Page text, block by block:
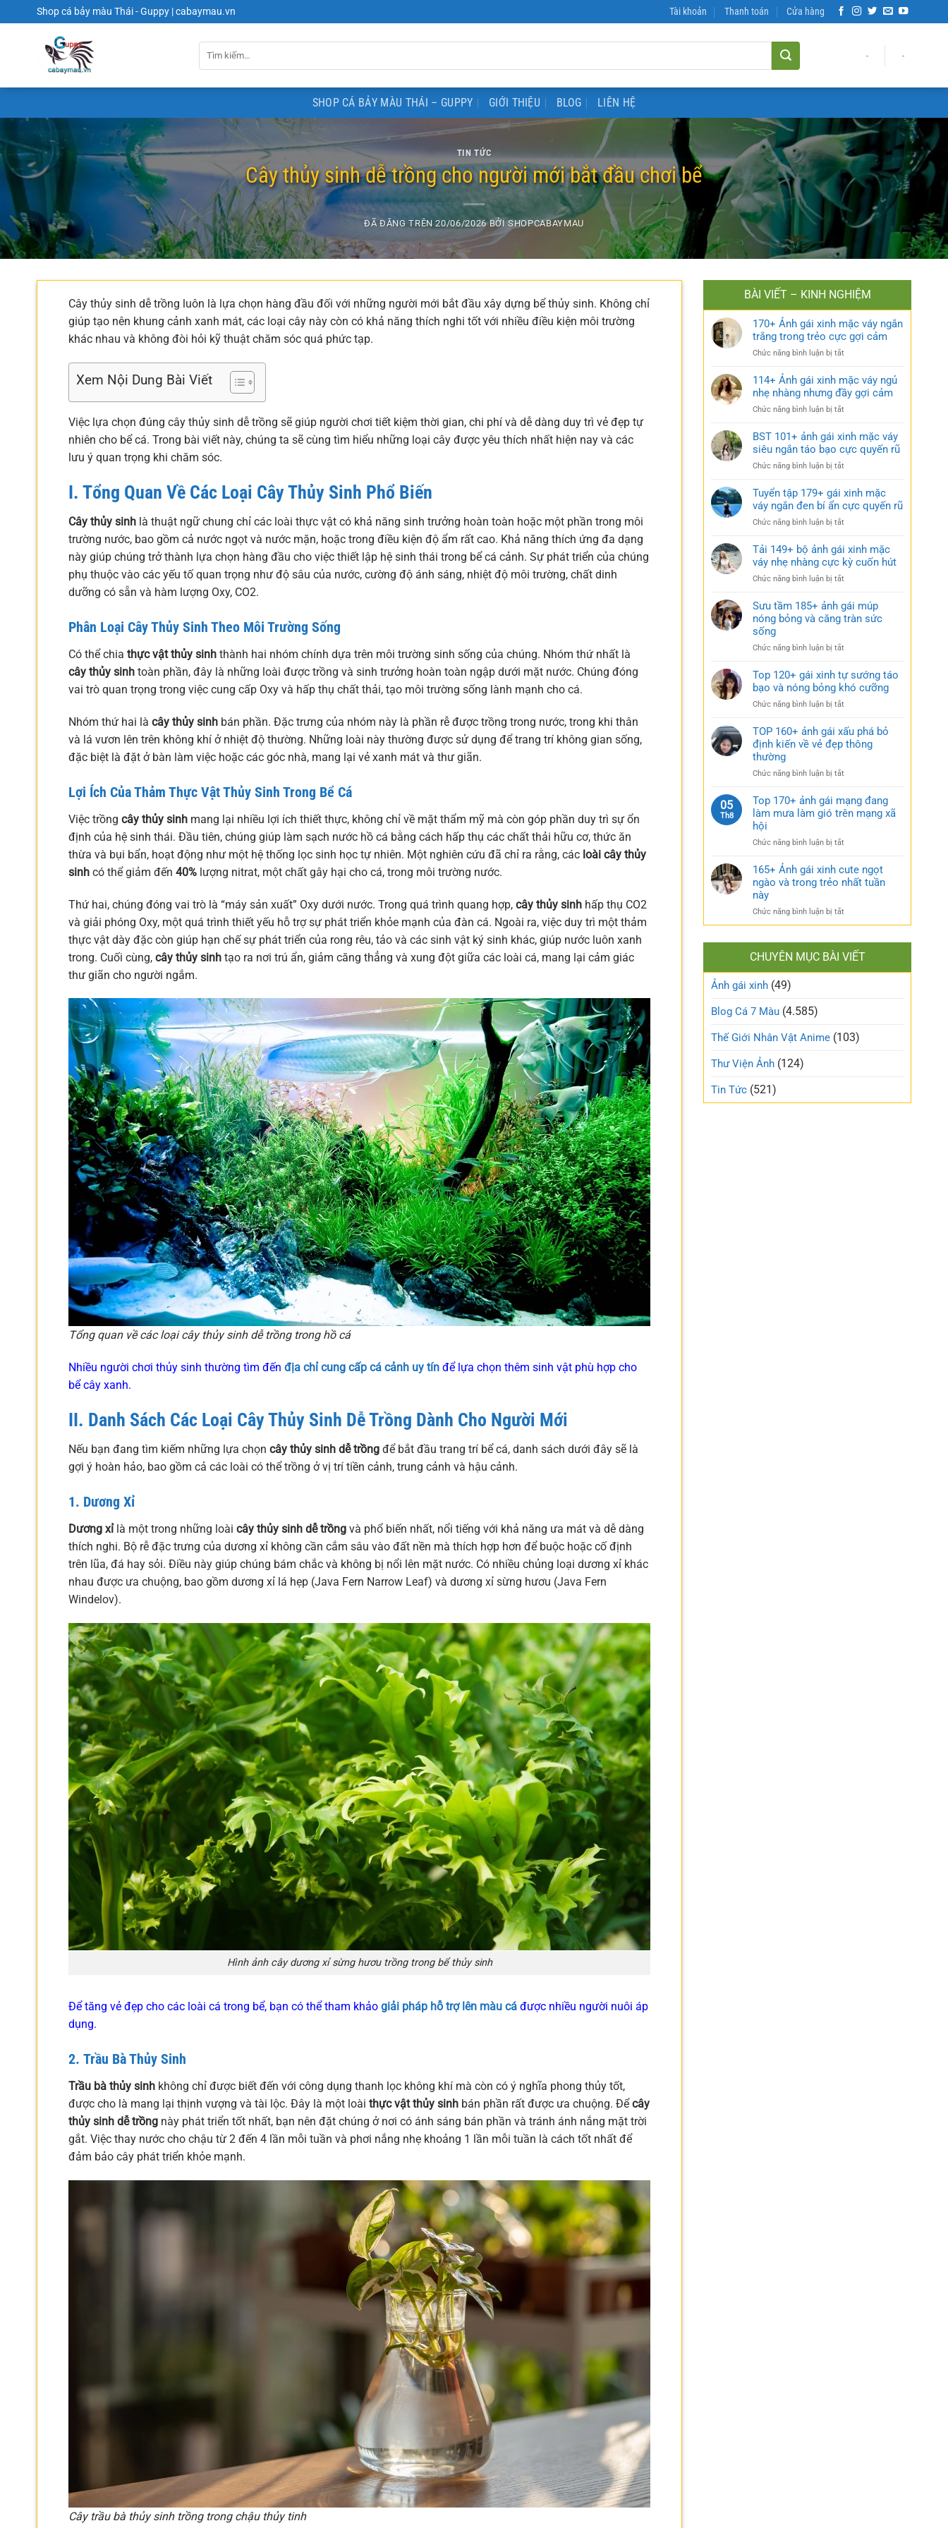
đến
Shop cá bảy màu Thái - Guppy | cabaymau.vn Tài khoản Thanh toán Cửa hàng
- -
SHOP CÁ BẢY MÀU THÁI – GUPPY GIỚI THIỆU BLOG LIÊN HỆ
TIN TỨC
Cây thủy sinh dễ trồng cho người mới bắt đầu chơi bể
ĐÃ ĐĂNG TRÊN20/06/2026 BỞISHOPCABAYMAU
Cây thủy sinh dễ trồng luôn là lựa chọn hàng đầu đối với những người mới bắt đầu xây dựng bể thủy sinh. Không chỉ
giúp tạo nên khung cảnh xanh mát, các loại cây này còn có khả năng thích nghi tốt với nhiều điều kiện môi trường
khác nhau và không đòi hỏi kỹ thuật chăm sóc quá phức tạp.
Xem Nội Dung Bài Viết
Việc lựa chọn đúng cây thủy sinh dễ trồng sẽ giúp người chơi tiết kiệm thời gian, chi phí và dễ dàng duy trì vẻ đẹp tự
nhiên cho bể cá. Trong bài viết này, chúng ta sẽ cùng tìm hiểu những loại cây được yêu thích nhất hiện nay và các
lưu ý quan trọng khi chăm sóc.
I. Tổng Quan Về Các Loại Cây Thủy Sinh Phổ Biến
Cây thủy sinh là thuật ngữ chung chỉ các loài thực vật có khả năng sinh trưởng hoàn toàn hoặc một phần trong môi
trường nước, bao gồm cả nước ngọt và nước mặn, hoặc trong điều kiện độ ẩm rất cao. Khả năng thích ứng đa dạng
này giúp chúng trở thành lựa chọn hàng đầu cho việc thiết lập hệ sinh thái trong bể cá cảnh. Sự phát triển của chúng
phụ thuộc vào các yếu tố quan trọng như độ sâu của nước, cường độ ánh sáng, nhiệt độ môi trường, chất dinh
dưỡng có sẵn và hàm lượng Oxy, CO2.
Phân Loại Cây Thủy Sinh Theo Môi Trường Sống
Có thể chia thực vật thủy sinh thành hai nhóm chính dựa trên môi trường sinh sống của chúng. Nhóm thứ nhất là
cây thủy sinh toàn phần, đây là những loài được trồng và sinh trưởng hoàn toàn ngập dưới mặt nước. Chúng đóng
vai trò quan trọng trong việc cung cấp Oxy và hấp thụ chất thải, tạo môi trường sống lành mạnh cho cá.
Nhóm thứ hai là cây thủy sinh bán phần. Đặc trưng của nhóm này là phần rễ được trồng trong nước, trong khi thân
và lá vươn lên trên không khí ở nhiệt độ thường. Những loài này thường được sử dụng để trang trí không gian sống,
đặc biệt là đặt ở bàn làm việc hoặc các góc nhà, mang lại vẻ xanh mát và thư giãn.
Lợi Ích Của Thảm Thực Vật Thủy Sinh Trong Bể Cá
Việc trồng cây thủy sinh mang lại nhiều lợi ích thiết thực, không chỉ về mặt thẩm mỹ mà còn góp phần duy trì sự ổn
định của hệ sinh thái. Đầu tiên, chúng giúp làm sạch nước hồ cá bằng cách hấp thụ các chất thải hữu cơ, thức ăn
thừa và bụi bẩn, hoạt động như một hệ thống lọc sinh học tự nhiên. Một nghiên cứu đã chỉ ra rằng, các loài cây thủy
sinh có thể giảm đến 40% lượng nitrat, một chất gây hại cho cá, trong môi trường nước.
Thứ hai, chúng đóng vai trò là “máy sản xuất” Oxy dưới nước. Trong quá trình quang hợp, cây thủy sinh hấp thụ CO2
và giải phóng Oxy, một quá trình thiết yếu hỗ trợ sự phát triển khỏe mạnh của đàn cá. Ngoài ra, việc duy trì một thảm
thực vật dày đặc còn giúp hạn chế sự phát triển của rong rêu, tảo và các sinh vật ký sinh khác, giúp nước luôn xanh
trong. Cuối cùng, cây thủy sinh tạo ra nơi trú ẩn, giảm căng thẳng và xung đột giữa các loài cá, mang lại cảm giác
thư giãn cho người ngắm.
Tổng quan về các loại cây thủy sinh dễ trồng trong hồ cá
Nhiều người chơi thủy sinh thường tìm đến địa chỉ cung cấp cá cảnh uy tín để lựa chọn thêm sinh vật phù hợp cho
bể cây xanh.
II. Danh Sách Các Loại Cây Thủy Sinh Dễ Trồng Dành Cho Người Mới
Nếu bạn đang tìm kiếm những lựa chọn cây thủy sinh dễ trồng để bắt đầu trang trí bể cá, danh sách dưới đây sẽ là
gợi ý hoàn hảo, bao gồm cả các loài có thể trồng ở vị trí tiền cảnh, trung cảnh và hậu cảnh.
1. Dương Xỉ
Dương xỉlà một trong những loài cây thủy sinh dễ trồng và phổ biến nhất, nổi tiếng với khả năng ưa mát và dễ dàng
thích nghi. Bộ rễ đặc trưng của dương xỉ không cần cắm sâu vào đất nền mà thích hợp hơn để buộc hoặc cố định
trên lũa, đá hay sỏi. Điều này giúp chúng bám chắc và không bị nổi lên mặt nước. Có nhiều chủng loại dương xỉ khác
nhau được ưa chuộng, bao gồm dương xỉ lá hẹp (Java Fern Narrow Leaf) và dương xỉ sừng hươu (Java Fern
Windelov).
Hình ảnh cây dương xỉ sừng hươu trồng trong bể thủy sinh
Để tăng vẻ đẹp cho các loài cá trong bể, bạn có thể tham khảo giải pháp hỗ trợ lên màu cá được nhiều người nuôi áp
dụng.
2. Trầu Bà Thủy Sinh
Trầu bà thủy sinh không chỉ được biết đến với công dụng thanh lọc không khí mà còn có ý nghĩa phong thủy tốt,
được cho là mang lại thịnh vượng và tài lộc. Đây là một loài thực vật thủy sinh bán phần rất được ưa chuộng. Đểcây
thủy sinh dễ trồng này phát triển tốt nhất, bạn nên đặt chúng ở nơi có ánh sáng bán phần và tránh ánh nắng mặt trời
gắt. Việc thay nước cho chậu từ 2 đến 4 lần mỗi tuần và phơi nắng nhẹ khoảng 1 lần mỗi tuần là cách tốt nhất để
đảm bảo cây phát triển khỏe mạnh.
Cây trầu bà thủy sinh trồng trong chậu thủy tinh
BÀI VIẾT – KINH NGHIỆM
170+ Ảnh gái xinh mặc váy ngắn
trắng trong trẻo cực gợi cảm
Chức năng bình luận bị tắt
Ảnh
gái
xinh
mặc
ngắn
trắng
gợi
cảm
114+ Ảnh gái xinh mặc váy ngủ
nhẹ nhàng nhưng đầy gợi cảm
Chức năng bình luận bị tắt
Ảnh
gái
xinh
mặc
ngủ
nhẹ
gợi
cảm
BST 101+ ảnh gái xinh mặc váy
siêu ngắn táo bạo cực quyến rũ
Chức năng bình luận bị tắt
101+
ảnh
gái
xinh
váy
siêu
cực
quyến
Tuyển tập 179+ gái xinh mặc
váy ngắn đen bí ẩn cực quyến rũ
Chức năng bình luận bị tắt
tập
179+
gái
xinh
váy
ngắn
ẩn
quyến
rũ
Tải 149+ bộ ảnh gái xinh mặc
váy nhẹ nhàng cực kỳ cuốn hút
Chức năng bình luận bị tắt
149+
bộ
xinh
váy
nhẹ
cực
cuốn
hút
Sưu tầm 185+ ảnh gái múp
nóng bỏng và căng tràn sức
sống
Chức năng bình luận bị tắt
tầm
185+
gái
nóng
bỏng
tràn
sống
Top 120+ gái xinh tự sướng táo
bạo và nóng bỏng khó cưỡng
Chức năng bình luận bị tắt
120+
gái
sướng
bạo
và
khó
TOP 160+ ảnh gái xấu phá bỏ
định kiến về vẻ đẹp thông
thường
Chức năng bình luận bị tắt
160+
ảnh
phá
định
kiến
đẹp
thông
thường
05
Th8
Top 170+ ảnh gái mạng đang
làm mưa làm gió trên mạng xã
hội
Chức năng bình luận bị tắt
170+
ảnh
đang
làm
làm
gió
trên
165+ Ảnh gái xinh cute ngọt
ngào và trong trẻo nhất tuần
này
Chức năng bình luận bị tắt
165+
xinh
cute
trẻo
nhất
CHUYÊN MỤC BÀI VIẾT
Ảnh gái xinh (49)
Blog Cá 7 Màu (4.585)
Thế Giới Nhân Vật Anime (103)
Thư Viện Ảnh (124)
Tin Tức (521)